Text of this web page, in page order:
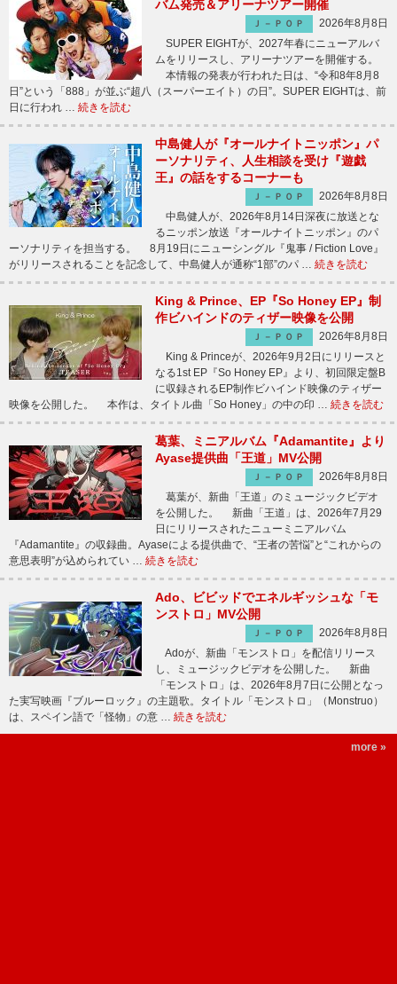
バム発売＆アリーナツアー開催
Ｊ－ＰＯＰ
2026年8月8日
SUPER EIGHTが、2027年春にニューアルバ
ムをリリースし、アリーナツアーを開催する。
本情報の発表が行われた日は、“令和8年8月8
日”という「888」が並ぶ“超八（スーパーエイト）の日”。SUPER EIGHTは、前
日に行われ … 続きを読む
中島健人が『オールナイトニッポン』パ
ーソナリティ、人生相談を受け『遊戯
王』の話をするコーナーも
Ｊ－ＰＯＰ
2026年8月8日
中島健人が、2026年8月14日深夜に放送とな
るニッポン放送『オールナイトニッポン』のパ
ーソナリティを担当する。 8月19日にニューシングル『鬼事 / Fiction Love』
がリリースされることを記念して、中島健人が通称“1部”のパ … 続きを読む
King & Prince、EP『So Honey EP』制
作ビハインドのティザー映像を公開
Ｊ－ＰＯＰ
2026年8月8日
King & Princeが、2026年9月2日にリリースと
なる1st EP『So Honey EP』より、初回限定盤B
に収録されるEP制作ビハインド映像のティザー
映像を公開した。 本作は、タイトル曲「So Honey」の中の印 … 続きを読む
葛葉、ミニアルバム『Adamantite』より
Ayase提供曲「王道」MV公開
Ｊ－ＰＯＰ
2026年8月8日
葛葉が、新曲「王道」のミュージックビデオ
を公開した。 新曲「王道」は、2026年7月29
日にリリースされたニューミニアルバム
『Adamantite』の収録曲。Ayaseによる提供曲で、“王者の苦悩”と“これからの
意思表明”が込められてい … 続きを読む
Ado、ビビッドでエネルギッシュな「モ
ンストロ」MV公開
Ｊ－ＰＯＰ
2026年8月8日
Adoが、新曲「モンストロ」を配信リリース
し、ミュージックビデオを公開した。 新曲
「モンストロ」は、2026年8月7日に公開となっ
た実写映画『ブルーロック』の主題歌。タイトル「モンストロ」（Monstruo）
は、スペイン語で「怪物」の意 … 続きを読む
more »